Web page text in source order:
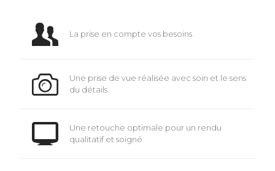
La prise en compte vos besoins
Une prise de vue réalisée avec soin et le sens
du détails
Une retouche optimale pour un rendu
qualitatif et soigné